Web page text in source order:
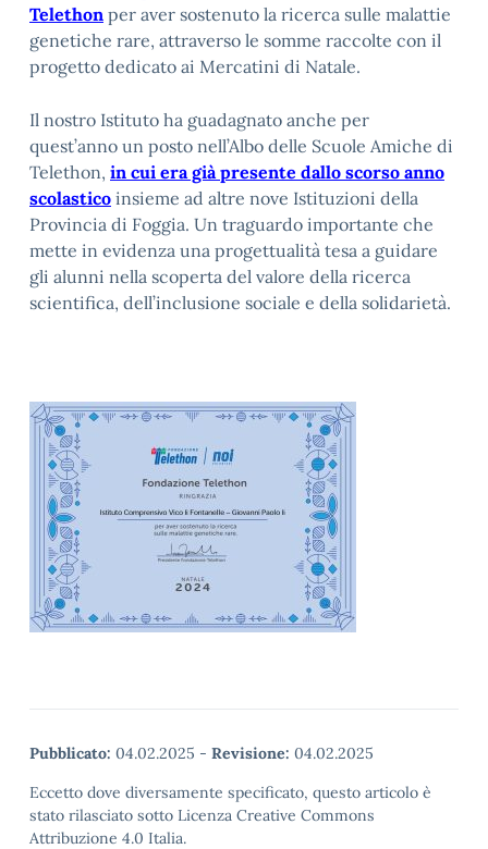
Telethon per aver sostenuto la ricerca sulle malattie
genetiche rare, attraverso le somme raccolte con il
progetto dedicato ai Mercatini di Natale.
Il nostro Istituto ha guadagnato anche per
quest’anno un posto nell’Albo delle Scuole Amiche di
Telethon, in cui era già presente dallo scorso anno
scolastico insieme ad altre nove Istituzioni della
Provincia di Foggia. Un traguardo importante che
mette in evidenza una progettualità tesa a guidare
gli alunni nella scoperta del valore della ricerca
scientifica, dell’inclusione sociale e della solidarietà.
Pubblicato: 04.02.2025 - Revisione: 04.02.2025
Eccetto dove diversamente specificato, questo articolo è
stato rilasciato sotto Licenza Creative Commons
Attribuzione 4.0 Italia.